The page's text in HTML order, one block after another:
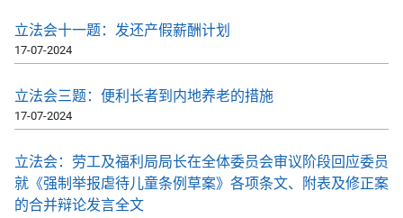
立法会十一题：发还产假薪酬计划
17-07-2024
立法会三题：便利长者到内地养老的措施
17-07-2024
立法会：劳工及福利局局长在全体委员会审议阶段回应委员
就《强制举报虐待儿童条例草案》各项条文、附表及修正案
的合并辩论发言全文